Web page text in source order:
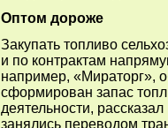
Оптом дороже
Закупать топливо
и по контрактам
например, «Мираторг»,
сформирован запас
деятельности,
занялись переводом